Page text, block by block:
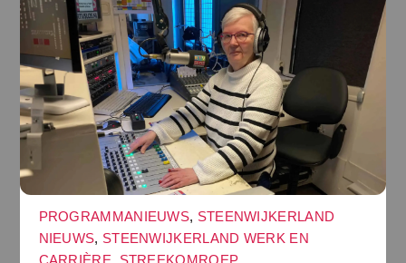
PROGRAMMANIEUWS, STEENWIJKERLAND
NIEUWS, STEENWIJKERLAND WERK EN